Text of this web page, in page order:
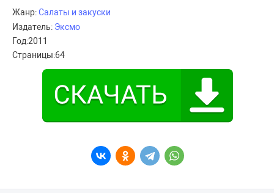
Жанр:Салаты и закуски
Издатель: Эксмо
Год:2011
Страницы:64